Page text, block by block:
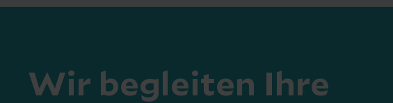
Wir begleiten Ihre